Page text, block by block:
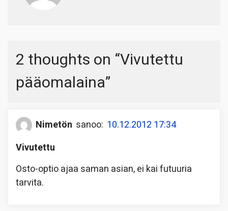
2 thoughts on “Vivutettu
pääomalaina”
Nimetön sanoo: 10.12.2012 17:34
Vivutettu
Osto-optio ajaa saman asian, ei kai futuuria
tarvita.